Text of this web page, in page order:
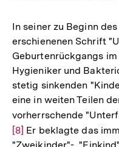
der
In seiner zu Beginn
erschienenen Schrift
Geburtenrückgangs
Hygieniker und
stetig sinkenden
eine in weiten Teilen
vorherrschende
[8] Er beklagte das
"Zweikinder"-,